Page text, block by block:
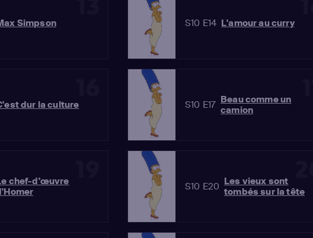
Simpson S10 E14 L'amour au curry
dur la culture S10 E17 Beau comme un
camion
chef-d'œuvre
S10 E20 Les vieux sont
tombés sur la tête